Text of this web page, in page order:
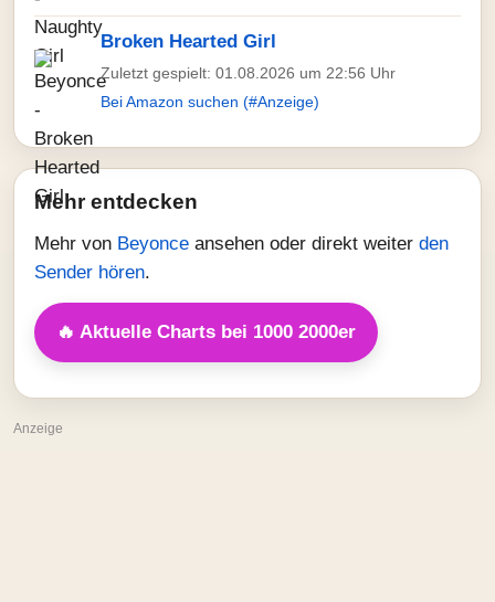
Broken Hearted Girl
Zuletzt gespielt: 01.08.2026 um 22:56 Uhr
Bei Amazon suchen (#Anzeige)
Mehr entdecken
Mehr von Beyonce ansehen oder direkt weiter den
Sender hören.
🔥 Aktuelle Charts bei 1000 2000er
Anzeige